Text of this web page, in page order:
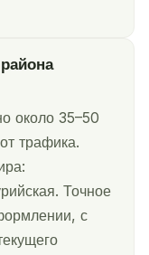
около 35–50
трафика.
Точное
с